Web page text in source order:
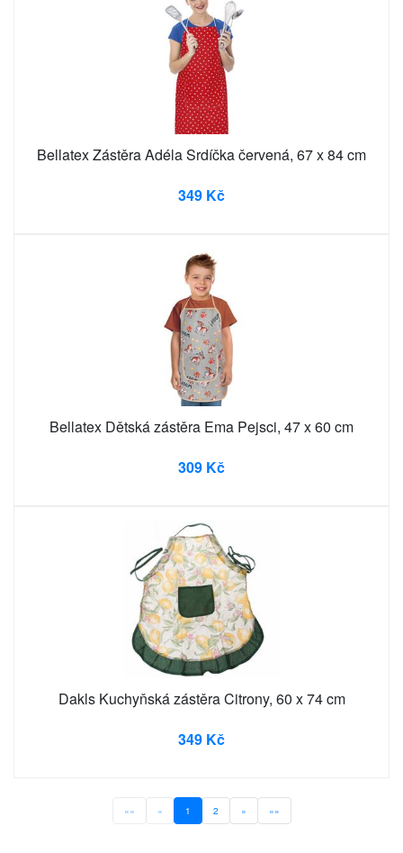
Bellatex Zástěra Adéla Srdíčka červená, 67 x 84 cm
349 Kč
Bellatex Dětská zástěra Ema Pejsci, 47 x 60 cm
309 Kč
Dakls Kuchyňská zástěra Citrony, 60 x 74 cm
349 Kč
«« « 1 2 » »»